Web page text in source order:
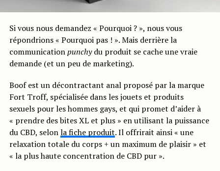
Si vous nous demandez « Pourquoi ? », nous vous
répondrions « Pourquoi pas ! ». Mais derrière la
communicationpunchydu produit se cache une vraie
demande (et un peu de marketing).
Boof est un décontractant anal proposé par la marque
Fort Troff, spécialisée dans les jouets et produits
sexuels pour les hommes gays, et qui promet d’aider à
« prendre des bites XL et plus » en utilisant la puissance
du CBD, selonla fiche produit. Il offrirait ainsi « une
relaxation totale du corps + un maximum de plaisir » et
« la plus haute concentration de CBD pur ».